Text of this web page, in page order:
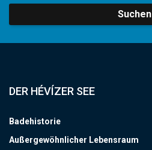
Suchen
DER HÉVÍZER SEE
Badehistorie
Außergewöhnlicher Lebensraum